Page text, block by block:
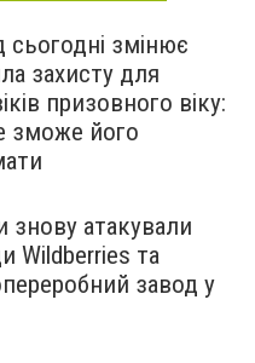
сьогодні змінює
захисту для
призовного віку:
зможе його
знову атакували
Wildberries та
завод у